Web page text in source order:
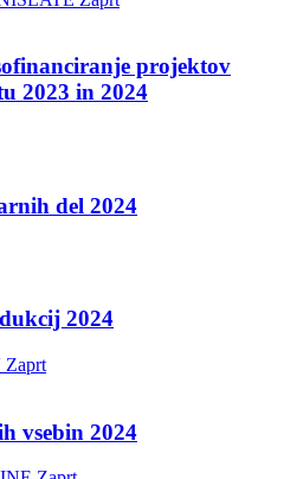
projektov
2023 in 2024
del 2024
2024
Zaprt
vsebin 2024